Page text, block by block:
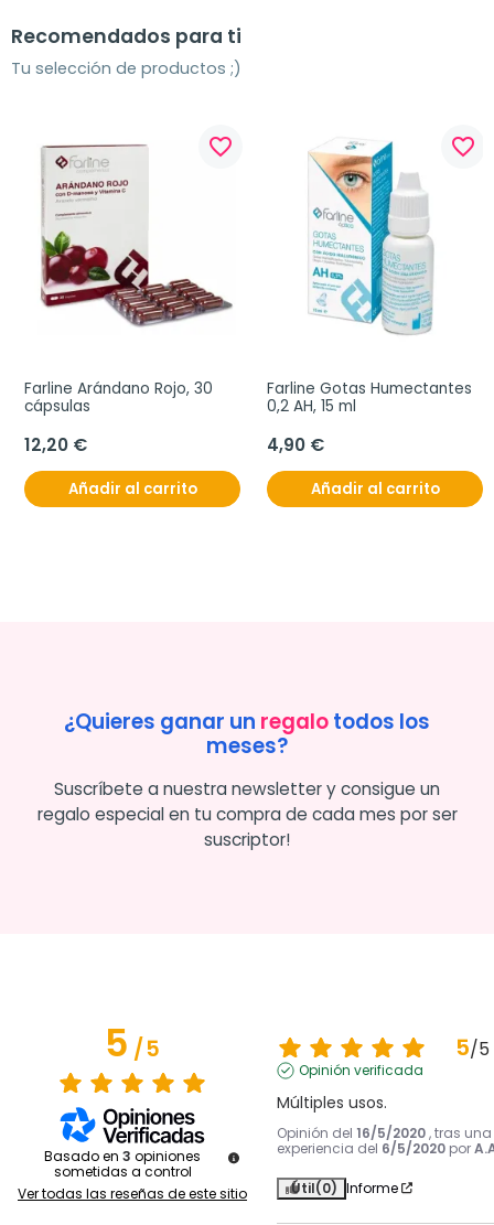
Recomendados para ti
Tu selección de productos ;)
favorite_border
Farline Arándano Rojo, 30
cápsulas
12,20 €
Añadir al carrito
favorite_border
Farline Gotas Humectantes
0,2 AH, 15 ml
4,90 €
Añadir al carrito
¿Quieres ganar un regalotodos los
meses?
Suscríbete a nuestra newsletter y consigue un
regalo especial en tu compra de cada mes por ser
suscriptor!
5/5
Basado en 3 opiniones
sometidas a control
Ver todas las reseñas de este sitio
5/5
Opinión verificada
Múltiples usos.
Opinión del 16/5/2020 , tras una
experiencia del 6/5/2020 por
Útil(0) Informe